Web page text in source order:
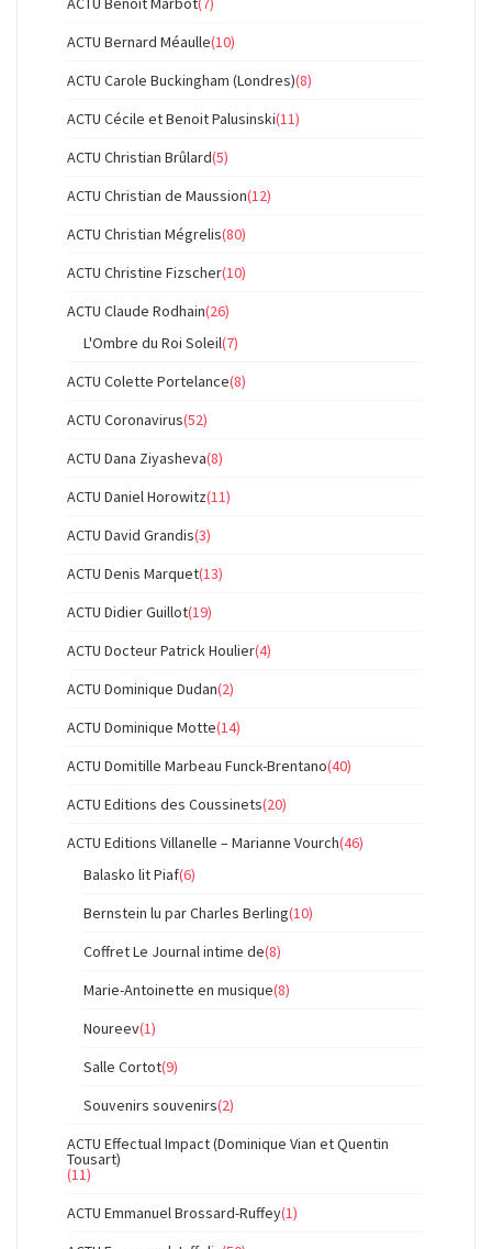
ACTU Bernard Méaulle(10)
ACTU Carole Buckingham (Londres)(8)
ACTU Cécile et Benoit Palusinski(11)
ACTU Christian Brûlard(5)
ACTU Christian de Maussion(12)
ACTU Christian Mégrelis(80)
ACTU Christine Fizscher(10)
ACTU Claude Rodhain(26)
L'Ombre du Roi Soleil(7)
ACTU Colette Portelance(8)
ACTU Coronavirus(52)
ACTU Dana Ziyasheva(8)
ACTU Daniel Horowitz(11)
ACTU David Grandis(3)
ACTU Denis Marquet(13)
ACTU Didier Guillot(19)
ACTU Docteur Patrick Houlier(4)
ACTU Dominique Dudan(2)
ACTU Dominique Motte(14)
ACTU Domitille Marbeau Funck-Brentano(40)
ACTU Editions des Coussinets(20)
ACTU Editions Villanelle – Marianne Vourch(46)
Balasko lit Piaf(6)
Bernstein lu par Charles Berling(10)
Coffret Le Journal intime de(8)
Marie-Antoinette en musique(8)
Noureev(1)
Salle Cortot(9)
Souvenirs souvenirs(2)
ACTU Effectual Impact (Dominique Vian et Quentin
Tousart)
(11)
ACTU Emmanuel Brossard-Ruffey(1)